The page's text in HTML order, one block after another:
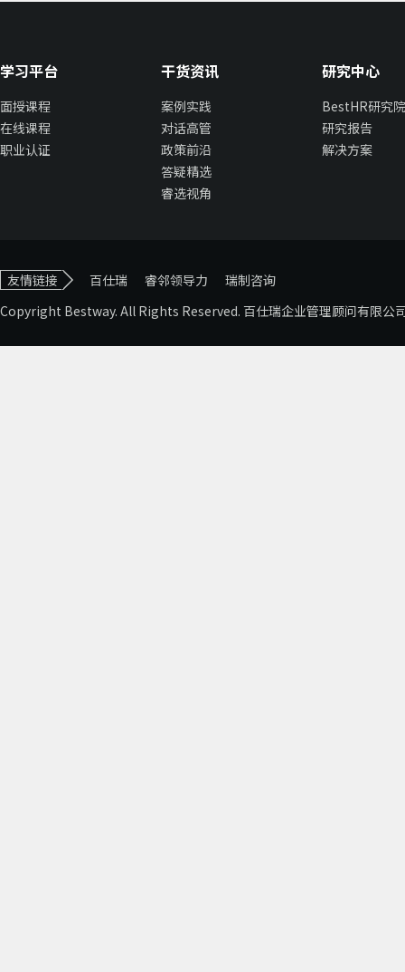
学习平台
面授课程
在线课程
职业认证
干货资讯
案例实践
对话高管
政策前沿
答疑精选
睿选视角
研究中心
BestHR研究院
研究报告
解决方案
友情链接 百仕瑞 睿邻领导力
瑞制咨询
Copyright Bestway. All Rights Reserved. 百仕瑞企业管理顾问有限公